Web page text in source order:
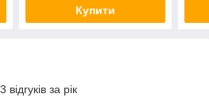
Купити
за рік